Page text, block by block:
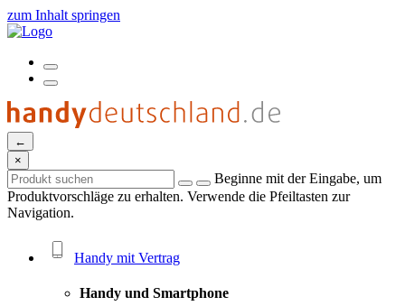
zum Inhalt springen
←
×
Beginne mit der Eingabe, um
Produktvorschläge zu erhalten. Verwende die Pfeiltasten zur
Navigation.
Handy mit Vertrag
Handy und Smartphone